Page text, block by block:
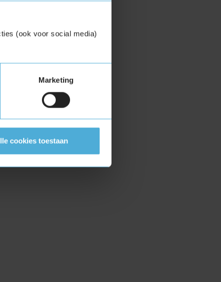
(ook voor social media)
Marketing
cookies toestaan